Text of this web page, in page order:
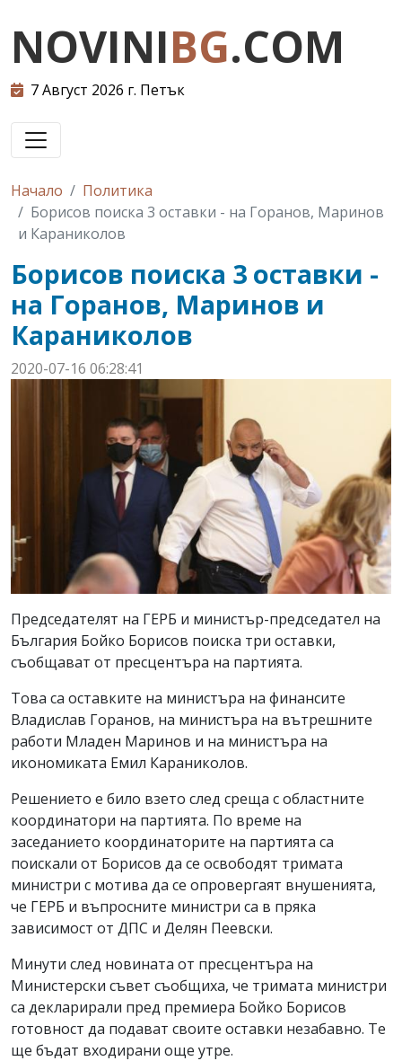
NOVINIBG.COM
7 Август 2026 г. Петък
Начало
Политика
Борисов поиска 3 оставки - на Горанов, Маринов
и Караниколов
Борисов поиска 3 оставки -
на Горанов, Маринов и
Караниколов
2020-07-16 06:28:41
Председателят на ГЕРБ и министър-председател на
България Бойко Борисов поиска три оставки,
съобщават от пресцентъра на партията.
Това са оставките на министъра на финансите
Владислав Горанов, на министъра на вътрешните
работи Младен Маринов и на министъра на
икономиката Емил Караниколов.
Решението е било взето след среща с областните
координатори на партията. По време на
заседанието координаторите на партията са
поискали от Борисов да се освободят тримата
министри с мотива да се опровергаят внушенията,
че ГЕРБ и въпросните министри са в пряка
зависимост от ДПС и Делян Пеевски.
Минути след новината от пресцентъра на
Министерски съвет съобщиха, че тримата министри
са декларирали пред премиера Бойко Борисов
готовност да подават своите оставки незабавно. Те
ще бъдат входирани още утре.